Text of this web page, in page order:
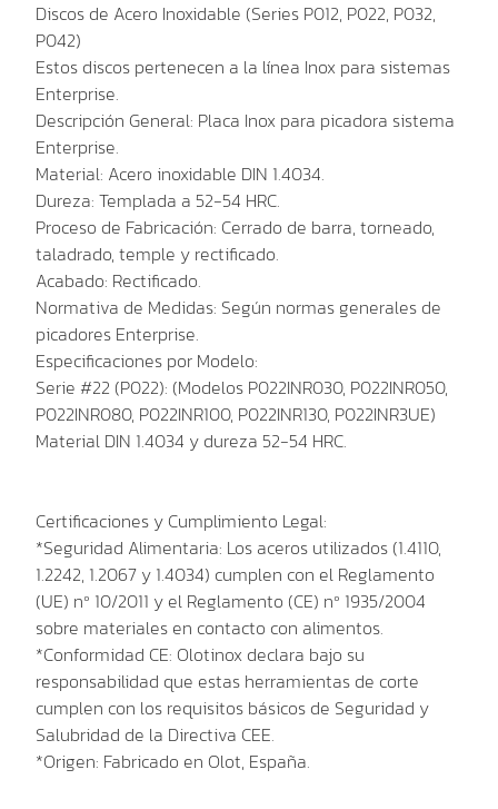
Discos de Acero Inoxidable (Series P012, P022, P032,
P042)
Estos discos pertenecen a la línea Inox para sistemas
Enterprise.
Descripción General: Placa Inox para picadora sistema
Enterprise.
Material: Acero inoxidable DIN 1.4034.
Dureza: Templada a 52-54 HRC.
Proceso de Fabricación: Cerrado de barra, torneado,
taladrado, temple y rectificado.
Acabado: Rectificado.
Normativa de Medidas: Según normas generales de
picadores Enterprise.
Especificaciones por Modelo:
Serie #22 (P022): (Modelos P022INR030, P022INR050,
P022INR080, P022INR100, P022INR130, P022INR3UE)
Material DIN 1.4034 y dureza 52-54 HRC.
Certificaciones y Cumplimiento Legal:
*Seguridad Alimentaria: Los aceros utilizados (1.4110,
1.2242, 1.2067 y 1.4034) cumplen con el Reglamento
(UE) nº 10/2011 y el Reglamento (CE) nº 1935/2004
sobre materiales en contacto con alimentos.
*Conformidad CE: Olotinox declara bajo su
responsabilidad que estas herramientas de corte
cumplen con los requisitos básicos de Seguridad y
Salubridad de la Directiva CEE.
*Origen: Fabricado en Olot, España.